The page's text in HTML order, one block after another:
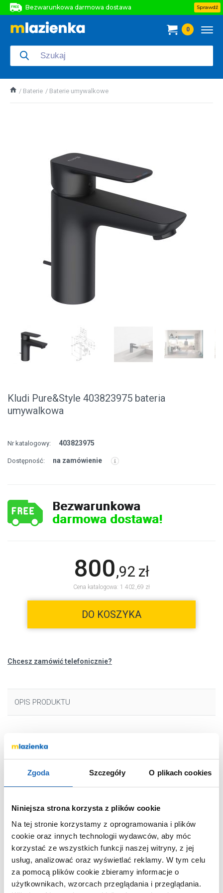
Zgoda Szczegóły O plikach cookies
Niniejsza strona korzysta z plików cookie
Na tej stronie korzystamy z oprogramowania i plików
cookie oraz innych technologii wydawców, aby móc
korzystać ze wszystkich funkcji naszej witryny, z jej
usług, analizować oraz wyświetlać reklamy. W tym celu
za pomocą plików cookie zbieramy informacje o
użytkownikach, wzorcach przeglądania i przeglądania.
Bezwarunkowa darmowa dostawa
Bezwarunkowa darmowa dostawa
Sprawdź
0
Baterie Baterie umywalkowe
Kludi Pure&Style 403823975 bateria
umywalkowa
Nr katalogowy: 403823975
Dostępność: na zamówienie
Bezwarunkowa
darmowa dostawa!
800,92 zł
Cena katalogowa: 1 402,69 zł
DO KOSZYKA
Chcesz zamówić telefonicznie?
OPIS PRODUKTU
Marka
Seria
Pure&Style
Nr katalogowy
403823975
Montaż
stojąca
Wyposażenie
z korkiem
Rodzaj wylewki
stała
Kolor
czarny
Termostat
bez termostatu